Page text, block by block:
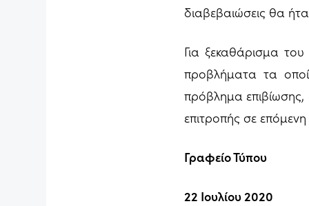
διαβεβαιώσεις θα
Για ξεκαθάρισμα
προβλήματα τα
πρόβλημα
επιτροπής σε
Γραφείο Τύπου
22 Ιουλίου 2020